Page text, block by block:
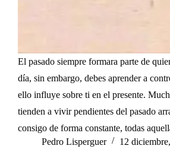
El pasado siempre formara parte de
día, sin embargo, debes aprender a
ello influye sobre ti en el presente.
tienden a vivir pendientes del pasado
consigo de forma constante, todas
Pedro Lisperguer
12